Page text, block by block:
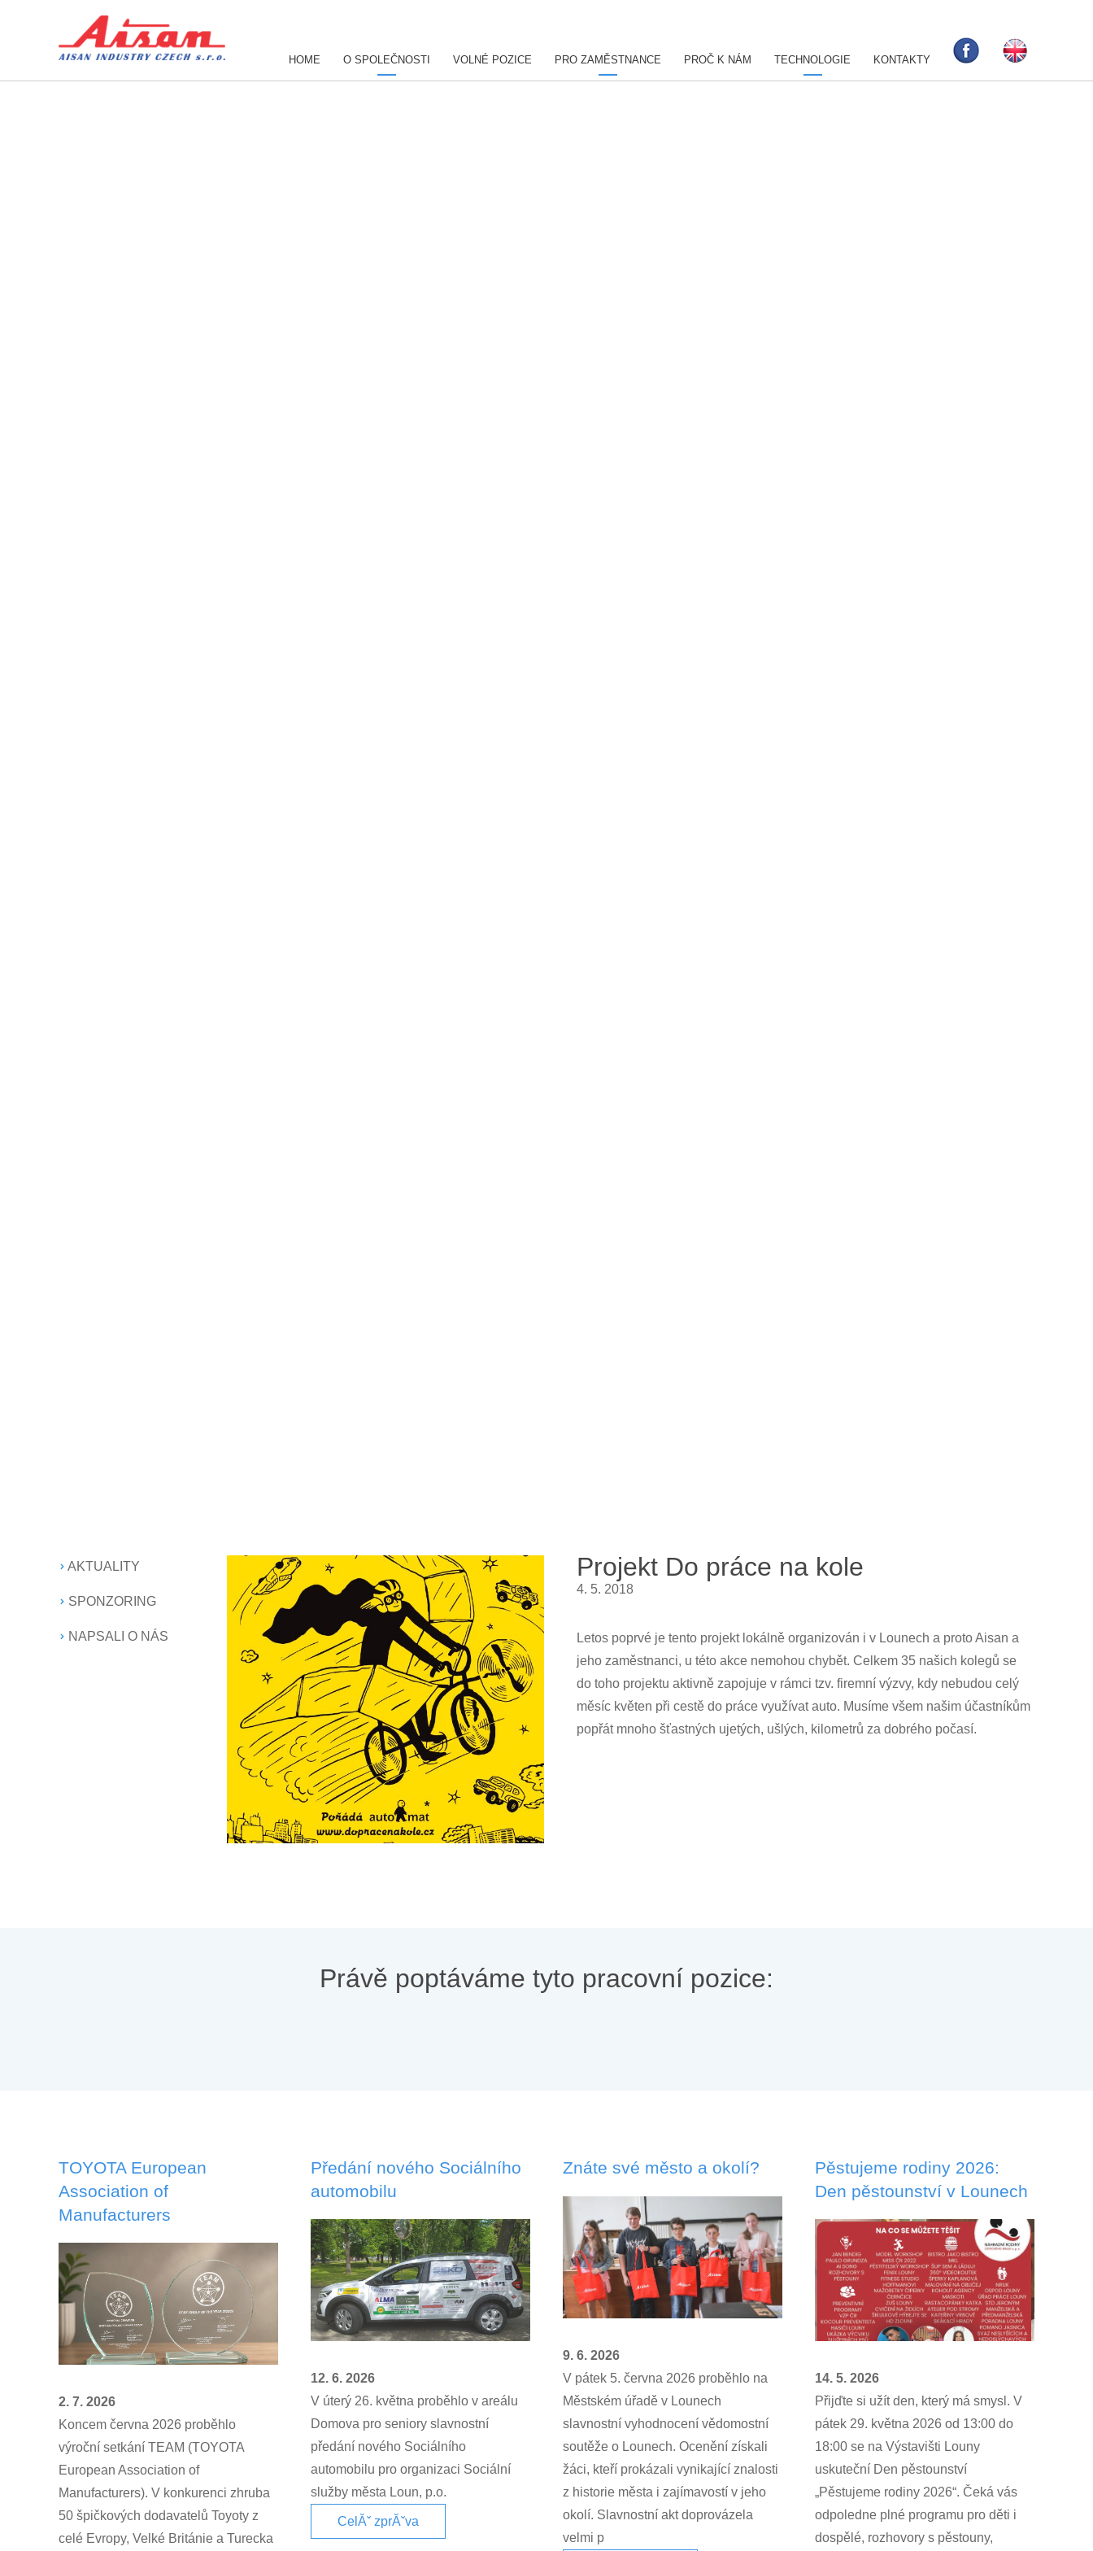
HOME O SPOLEČNOSTI VOLNÉ POZICE PRO ZAMĚSTNANCE PROČ K NÁM TECHNOLOGIE KONTAKTY
AKTUALITY
SPONZORING
NAPSALI O NÁS
Projekt Do práce na kole
4. 5. 2018
Letos poprvé je tento projekt lokálně organizován i v Lounech a proto Aisan a
jeho zaměstnanci, u této akce nemohou chybět. Celkem 35 našich kolegů se
do toho projektu aktivně zapojuje v rámci tzv. firemní výzvy, kdy nebudou celý
měsíc květen při cestě do práce využívat auto. Musíme všem našim účastníkům
popřát mnoho šťastných ujetých, ušlých, kilometrů za dobrého počasí.
Právě poptáváme tyto pracovní pozice:
TOYOTA European
Association of
Manufacturers
2. 7. 2026
Koncem června 2026 proběhlo
výroční setkání TEAM (TOYOTA
European Association of
Manufacturers). V konkurenci zhruba
50 špičkových dodavatelů Toyoty z
celé Evropy, Velké Británie a Turecka
Předání nového Sociálního
automobilu
12. 6. 2026
V úterý 26. května proběhlo v areálu
Domova pro seniory slavnostní
předání nového Sociálního
automobilu pro organizaci Sociální
služby města Loun, p.o.
CelĂˇ zprĂˇva
Znáte své město a okolí?
9. 6. 2026
V pátek 5. června 2026 proběhlo na
Městském úřadě v Lounech
slavnostní vyhodnocení vědomostní
soutěže o Lounech. Ocenění získali
žáci, kteří prokázali vynikající znalosti
z historie města i zajímavostí v jeho
okolí. Slavnostní akt doprovázela
velmi p
Pěstujeme rodiny 2026:
Den pěstounství v Lounech
14. 5. 2026
Přijďte si užít den, který má smysl. V
pátek 29. května 2026 od 13:00 do
18:00 se na Výstavišti Louny
uskuteční Den pěstounství
„Pěstujeme rodiny 2026“. Čeká vás
odpoledne plné programu pro děti i
dospělé, rozhovory s pěstouny,